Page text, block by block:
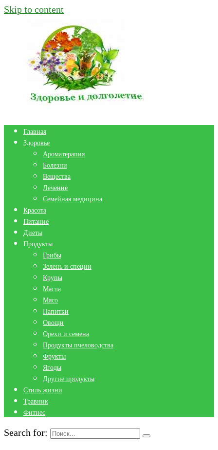
Skip to content
Главная
Здоровье
Ароматерапия
Болезни
Вещества
Лечение
Семейная медицина
Красота
Питание
Диеты
Продукты
Грибы
Зелень и специи
Крупы
Масла
Мясо
Напитки
Овощи
Орехи и семена
Продукты пчеловодства
Фрукты
Ягоды
Другие продукты
Стиль жизни
Травник
Фитнес
Search for: